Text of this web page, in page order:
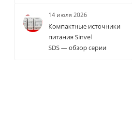
14 июля 2026
Компактные источники
питания Sinvel
SDS — обзор серии